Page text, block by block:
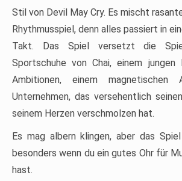
Stil von Devil May Cry. Es mischt
Rhythmusspiel, denn alles passiert in
Takt. Das Spiel versetzt die
Sportschuhe von Chai, einem
Ambitionen, einem
Unternehmen, das versehentlich
seinem Herzen verschmolzen hat.
Es mag albern klingen, aber das
besonders wenn du ein gutes Ohr für
hast.